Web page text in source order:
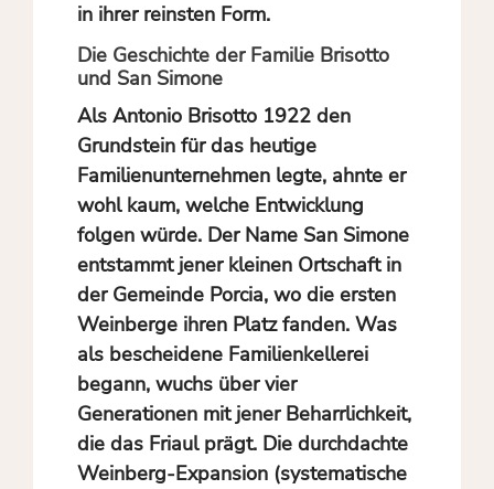
in ihrer reinsten Form.
Die Geschichte der Familie Brisotto
und San Simone
Als Antonio Brisotto 1922 den
Grundstein für das heutige
Familienunternehmen legte, ahnte er
wohl kaum, welche Entwicklung
folgen würde. Der Name San Simone
entstammt jener kleinen Ortschaft in
der Gemeinde Porcia, wo die ersten
Weinberge ihren Platz fanden. Was
als bescheidene Familienkellerei
begann, wuchs über vier
Generationen mit jener Beharrlichkeit,
die das Friaul prägt. Die durchdachte
Weinberg-Expansion (systematische